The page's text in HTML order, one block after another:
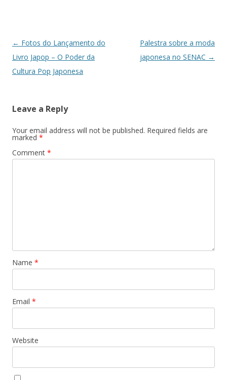
Post navigation
← Fotos do Lançamento do
Livro Japop – O Poder da
Cultura Pop Japonesa
Palestra sobre a moda
japonesa no SENAC →
Leave a Reply
Your email address will not be published. Required fields are
marked *
Comment *
Name *
Email *
Website